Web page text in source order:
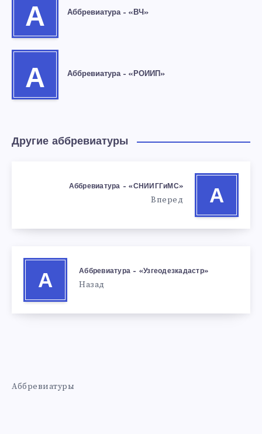
А Аббревиатура – «ВЧ»
А Аббревиатура – «РОИИП»
Другие аббревиатуры
А
Аббревиатура – «СНИИГГиМС»
Вперед
А
Аббревиатура – «Узгеодезкадастр»
Назад
Аббревиатуры